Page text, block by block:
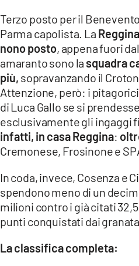
ILREGGINO.IT
COSENZACHANNEL.IT
ILVIBONESE.IT
CATANZAROCHANNEL.IT
LACAPITALENEWS.IT
App
ANDROID
APPLE
Terzo posto per il
Parma capolista. La
nono posto, appena fuori
amaranto sono la squadra
più, sopravanzando il
Attenzione, però: i
di Luca Gallo se si
esclusivamente gli ingaggi
infatti, in casa Reggina:
Cremonese, Frosinone e
In coda, invece, Cosenza e
spendono meno di un
milioni contro i già citati
punti conquistati dai
La classifica completa: